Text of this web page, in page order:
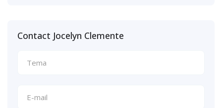
Contact Jocelyn Clemente